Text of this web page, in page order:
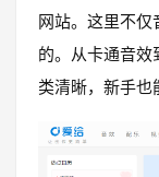
网站。这里不仅
的。从卡通音
类清晰，新手也